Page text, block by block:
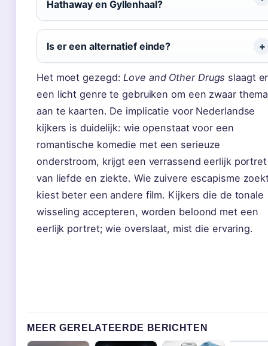
Hathaway en Gyllenhaal?
Is er een alternatief einde?
Het moet gezegd:Love and Other Drugs slaagt
een licht genre te gebruiken om een zwaar thema
aan te kaarten. De implicatie voor Nederlandse
kijkers is duidelijk: wie openstaat voor een
romantische komedie met een serieuze
onderstroom, krijgt een verrassend eerlijk portret
van liefde en ziekte. Wie zuivere escapisme
kiest beter een andere film. Kijkers die de tonale
wisseling accepteren, worden beloond met een
eerlijk portret; wie overslaat, mist die ervaring.
MEER GERELATEERDE BERICHTEN